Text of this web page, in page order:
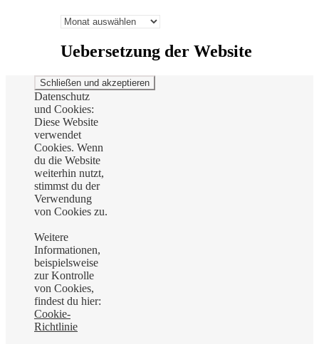
Archiv:
Uebersetzung der Website
Datenschutz
und Cookies:
Diese Website
verwendet
Cookies. Wenn
du die Website
weiterhin nutzt,
stimmst du der
Verwendung
von Cookies zu.
Weitere
Informationen,
beispielsweise
zur Kontrolle
von Cookies,
findest du hier:
Cookie-
Richtlinie